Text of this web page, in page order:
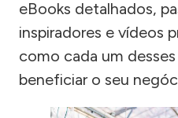
eBooks detalhados,
inspiradores e vídeos
como cada um
beneficiar o seu